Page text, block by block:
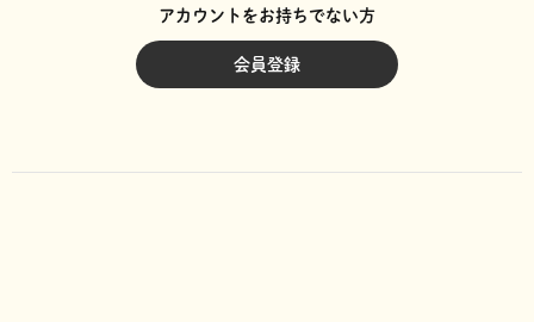
アカウントをお持ちでない方
会員登録